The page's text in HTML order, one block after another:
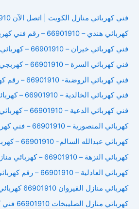
فني كهربائي منازل الكويت | اتصل الآن 66901910
كهربائي هندي – 66901910 – رقم فني كهربائي هندي
فني كهربائي خيران – 66901910 – كهربائي الشليهات – بنيدر
فني كهربائي السرة – 66901910 – كهربجي – رقم معلم
فني كهربائي الروضىة- 66901910 – رقم كهربائي منازل
فني كهربائي الخالدية – 66901910 – كهربائي منازل
فني كهربائي الدعية – 66901910 – كهربائي الكويت
كهربائي المنصورية – 66901910 – فني كهربائي
كهربائي عبدالله السالم- 66901910 – كهربائي الكويت
كهربائي النزهة – 66901910 – كهربائي منازل
كهربائي العادلية – 66901910 – رقم كهربائي
كهربائي منازل القيروان 66901910 كهربائي
كهربائي منازل الصليبخات 66901910 فني كهربائي